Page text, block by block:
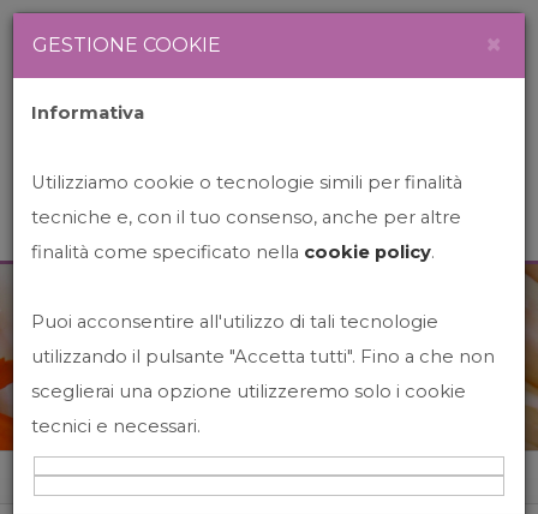
News&Events
Home News&events
GESTIONE COOKIE ×
Informativa
Utilizziamo cookie o tecnologie simili per finalità
tecniche e, con il tuo consenso, anche per altre
finalità come specificato nella cookie policy.
Puoi acconsentire all'utilizzo di tali tecnologie
utilizzando il pulsante "Accetta tutti". Fino a che non
sceglierai una opzione utilizzeremo solo i cookie
tecnici e necessari.